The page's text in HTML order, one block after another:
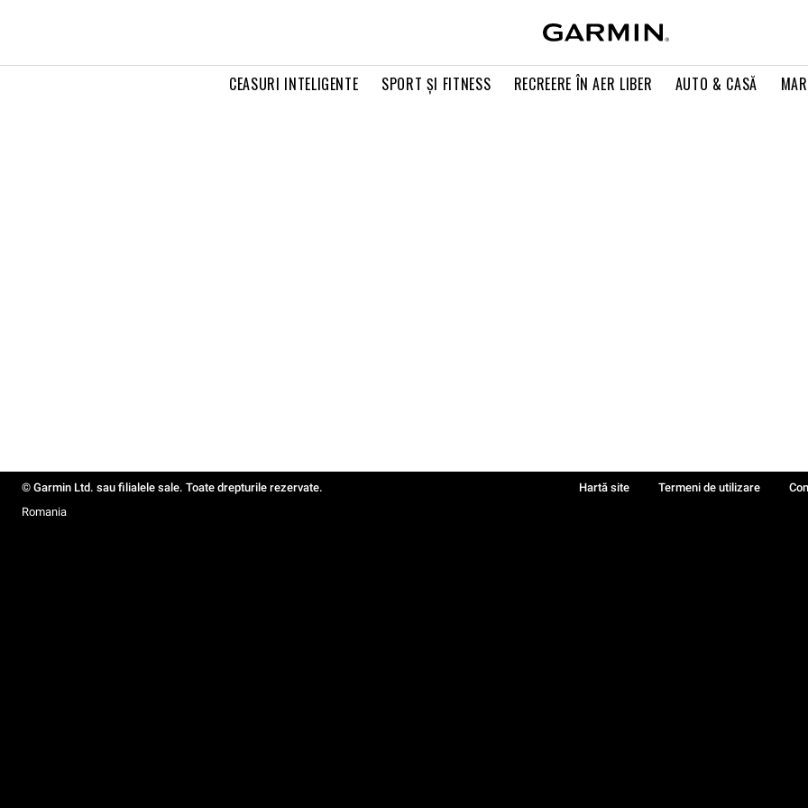
CEASURI INTELIGENTE SPORT ŞI FITNESS RECREERE ÎN AER LIBER AUTO & CASĂ
© Garmin Ltd. sau filialele sale. Toate drepturile rezervate. Hartă site Termeni de utilizare
Romania